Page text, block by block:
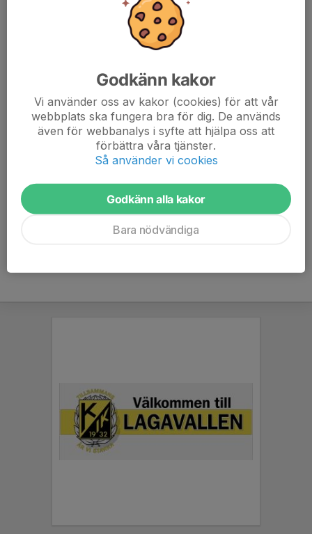
Kontaktperson Anna Larsson tel. 070-690 32 41
Kontaktperson: Nathalie Ekberg tel. 073-324 39 13
Kiosken är öppen när du kommer .
Det är bra om du kommer 15 min innan start. Korv och
Hamburgare är framplockat.
Får du förhinder så byt gärna med någon annan
Matcher Lagavallen
Godkänn kakor
Vi använder oss av kakor (cookies) för att vår
webbplats ska fungera bra för dig. De används
även för webbanalys i syfte att hjälpa oss att
förbättra våra tjänster.
Så använder vi cookies
Godkänn alla kakor
Bara nödvändiga